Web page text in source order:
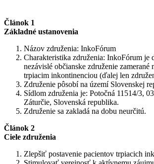
Článok 1
Základné ustanovenia
Názov združenia: InkoFórum
Charakteristika združenia: InkoFórum je
nezávislé občianske združenie zamerané
trpiacim inkontinenciou (ďalej len
Združenie pôsobí na území Slovenskej
Sídlom združenia je: Potočná 11514/3,
Záturčie, Slovenská republika.
Združenie sa zakladá na dobu neurčitú.
Článok 2
Ciele združenia
Zlepšiť postavenie pacientov trpiacich